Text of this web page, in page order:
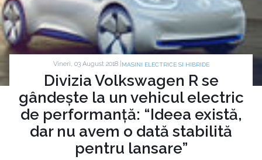
Vineri, 03 August 2018 | MASINI ELECTRICE SI HIBRIDE
Divizia Volkswagen R se
gândește la un vehicul electric
de performanță: “Ideea există,
dar nu avem o dată stabilită
pentru lansare”